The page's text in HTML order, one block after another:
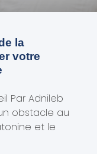
la
votre
Par Adnileb
obstacle au
et le